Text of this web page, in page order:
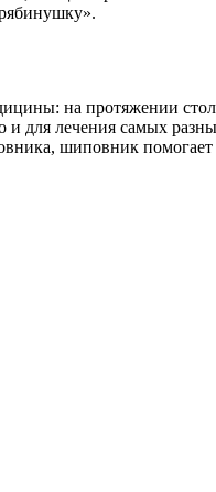
на протяжении
для лечения самых
шиповник